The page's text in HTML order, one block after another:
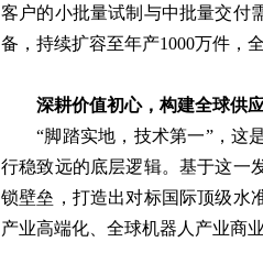
客户的小批量试制与中批量交付
备，持续扩容至年产1000万件，
深耕价值初心，构建全球供
“脚踏实地，技术第一”，这
行稳致远的底层逻辑。基于这一
锁壁垒，打造出对标国际顶级水
产业高端化、全球机器人产业商